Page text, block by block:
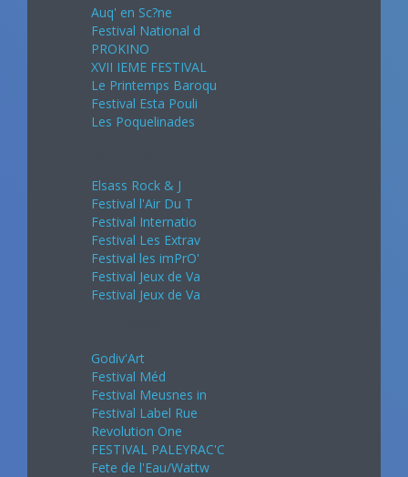
Auq' en Sc?ne
Festival National d
PROKINO
XVII IEME FESTIVAL
Le Printemps Baroqu
Festival Esta Pouli
Les Poquelinades
Elsass Rock & J
Festival l'Air Du T
Festival Internatio
Festival Les Extrav
Festival les imPrO'
Festival Jeux de Va
Festival Jeux de Va
Godiv'Art
Festival Méd
Festival Meusnes in
Festival Label Rue
Revolution One
FESTIVAL PALEYRAC'C
Fete de l'Eau/Wattw